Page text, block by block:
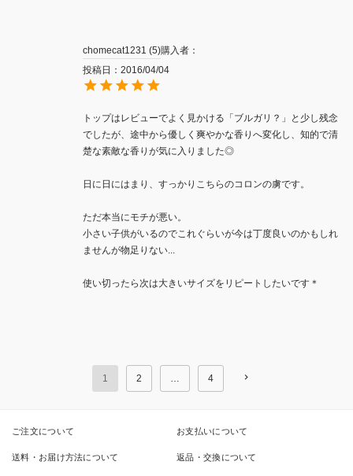
chomecat1231 5 購入者
投稿日
2016/04/04
トップはレビューでよく見かける「ブルガリ？」と少し残念
でしたが、途中から優しく爽やかな香りへ変化し、知的で清
楚な素敵な香りが気に入りました◎
日に日にはまり、すっかりこちらのコロンの虜です。
ただ本当にモチが悪い。
小さい子供がいるのでこれぐらいが今は丁度良いのかもしれ
ませんが物足りない...
使い切ったら次は大きいサイズをリピートしたいです＊
1 2 … 4
ご注文について お支払いについて
送料・お届け方法について 返品・交換について